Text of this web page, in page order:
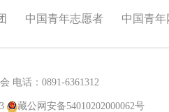
中国青年志愿者 中国青年
电话：0891-6361312
藏公网安备54010202000062号